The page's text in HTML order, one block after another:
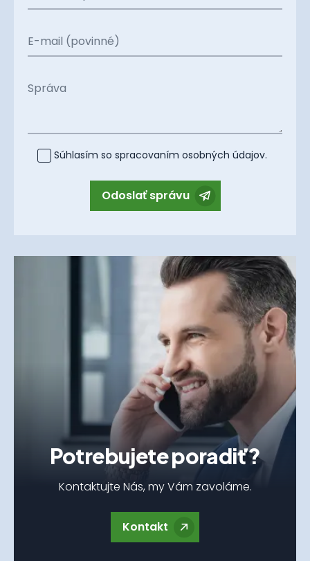
E-mail (povinné)
Správa
Súhlasím so spracovaním osobných údajov.
Odoslať správu
Potrebujete poradiť?
Kontaktujte Nás, my Vám zavoláme.
Kontakt